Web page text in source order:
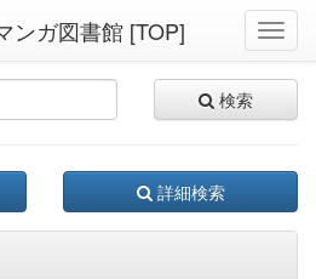
ンガ図書館 [TOP]
検索
詳細検索